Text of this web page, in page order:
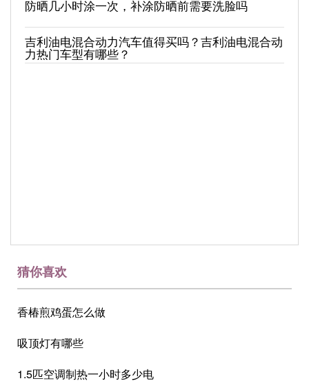
防晒几小时涂一次，补涂防晒前需要洗脸吗
吉利油电混合动力汽车值得买吗？吉利油电混合动
力热门车型有哪些？
猜你喜欢
香椿煎鸡蛋怎么做
吸顶灯有哪些
1.5匹空调制热一小时多少电